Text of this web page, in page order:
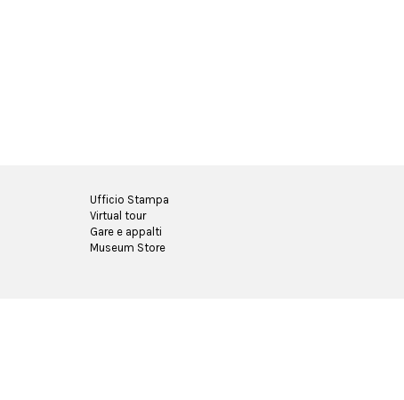
Ufficio Stampa
Virtual tour
Gare e appalti
Museum Store